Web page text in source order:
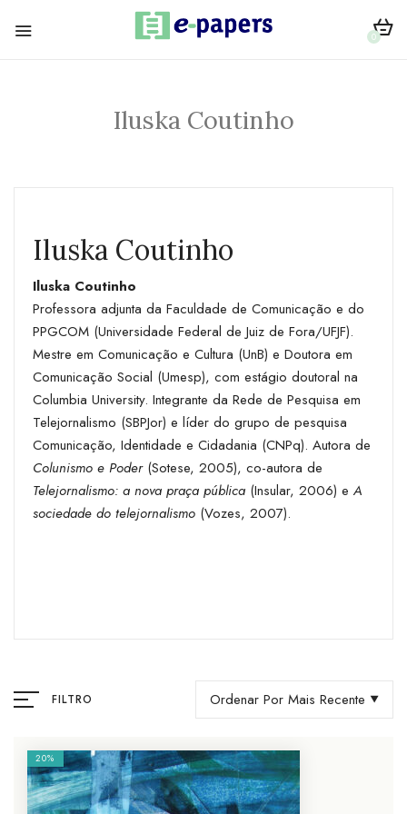
0
Iluska Coutinho
Iluska Coutinho
Iluska Coutinho
Professora adjunta da Faculdade de Comunicação e do
PPGCOM (Universidade Federal de Juiz de Fora/UFJF).
Mestre em Comunicação e Cultura (UnB) e Doutora em
Comunicação Social (Umesp), com estágio doutoral na
Columbia University. Integrante da Rede de Pesquisa em
Telejornalismo (SBPJor) e líder do grupo de pesquisa
Comunicação, Identidade e Cidadania (CNPq). Autora de
Colunismo e Poder(Sotese, 2005), co-autora de
Telejornalismo: a nova praça pública (Insular, 2006) eA
sociedade do telejornalismo (Vozes, 2007).
FILTRO Ordenar Por Mais Recente
20%